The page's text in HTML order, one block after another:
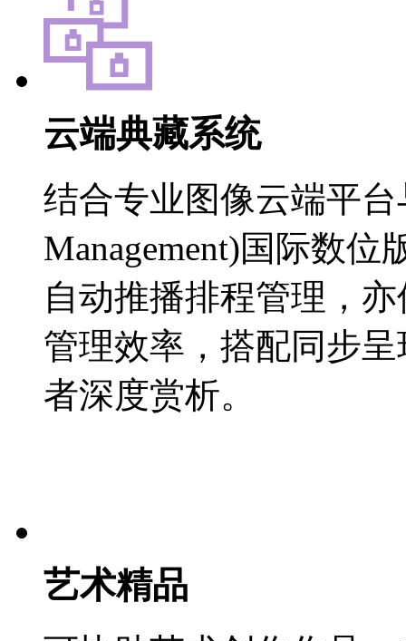
云端典藏系统
结合专业图像云端平
Management)国际数
自动推播排程管理，
管理效率，搭配同步
者深度赏析。
艺术精品